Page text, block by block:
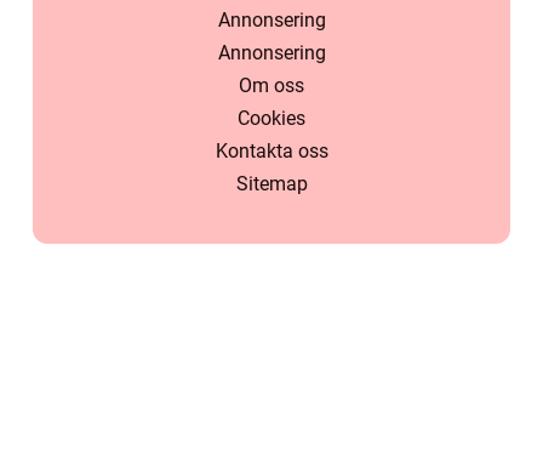
Annonsering
Annonsering
Om oss
Cookies
Kontakta oss
Sitemap